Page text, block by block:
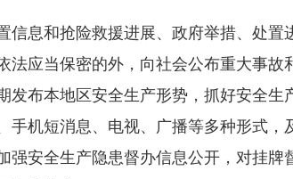
息和抢险救援进展、政府举措、处置
法应当保密的外，向社会公布重大事
发布本地区安全生产形势，抓好安全
手机短消息、电视、广播等多种形式
强安全生产隐患督办信息公开，对挂